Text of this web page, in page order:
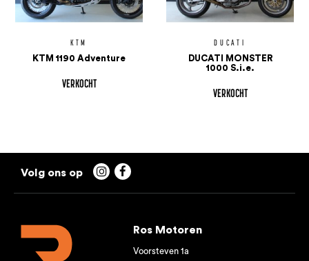
KTM
KTM 1190 Adventure
VERKOCHT
DUCATI
DUCATI MONSTER
1000 S.i.e.
VERKOCHT
 
Ros Motoren
Voorsteven 1a